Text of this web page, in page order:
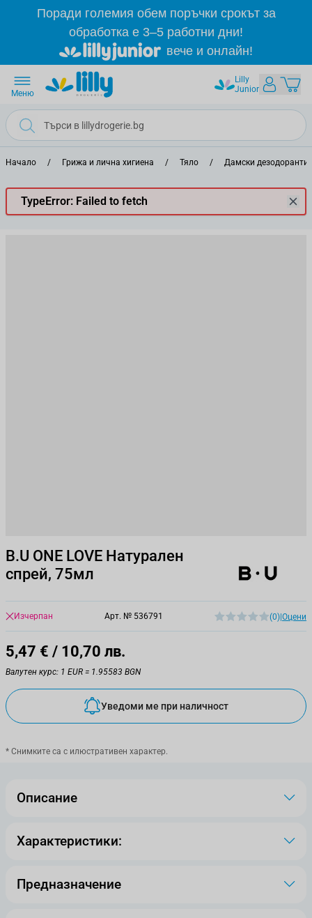
Прескачане към съдържанието
Поради големия обем поръчки срокът за
обработка е 3–5 работни дни!
вече и онлайн!
Lilly
Junior
Меню
Начало / Грижа и лична хигиена / Тяло / Дамски дезодоранти
TypeError: Failed to fetch
B.U ONE LOVE Натурален
спрей, 75мл
Изчерпан Арт. № 536791 (0)|Оцени
5,47 € / 10,70 лв.
Валутен курс: 1 EUR = 1.95583 BGN
Уведоми ме при наличност
* Снимките са с илюстративен характер.
Описание
Характеристики:
Предназначение